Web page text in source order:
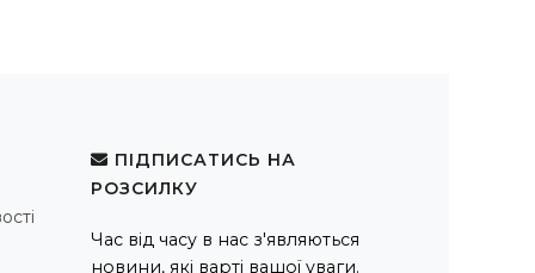
ПІДПИСАТИСЬ НА
РОЗСИЛКУ
Час від часу в нас з'являються
новини, які варті вашої уваги.